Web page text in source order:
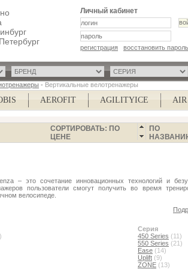
Личный кабинет
регистрация восстановить пароль
- Вертикальные велотренажеры
AEROFIT AGILITYICE AIR
СОРТИРОВАТЬ: ПО
ЦЕНЕ
ПО
– это сочетание инновационных технологий и
пользователи смогут получить во время
велосипеде.
Серия
450 Series (11)
550 Series (21)
Ease (14)
Uplift (9)
ZONE (13)